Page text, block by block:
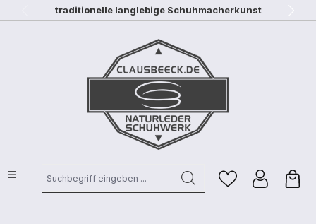
Zum Hauptinhalt springen
traditionelle langlebige Schuhmacherkunst
Suchbegriff eingeben ...